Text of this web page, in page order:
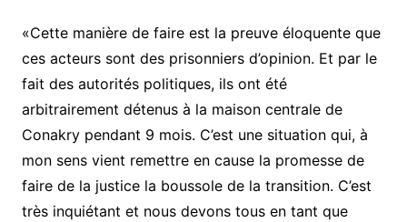
«Cette manière de faire est la preuve éloquente que
ces acteurs sont des prisonniers d’opinion. Et par le
fait des autorités politiques, ils ont été
arbitrairement détenus à la maison centrale de
Conakry pendant 9 mois. C’est une situation qui, à
mon sens vient remettre en cause la promesse de
faire de la justice la boussole de la transition. C’est
très inquiétant et nous devons tous en tant que